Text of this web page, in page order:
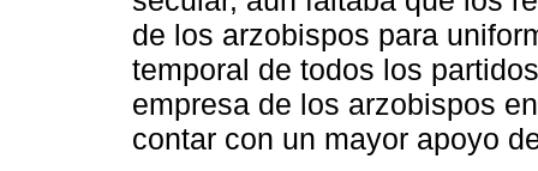
de los arzobispos para
temporal de todos los
empresa de los arzobispos
contar con un mayor apoyo